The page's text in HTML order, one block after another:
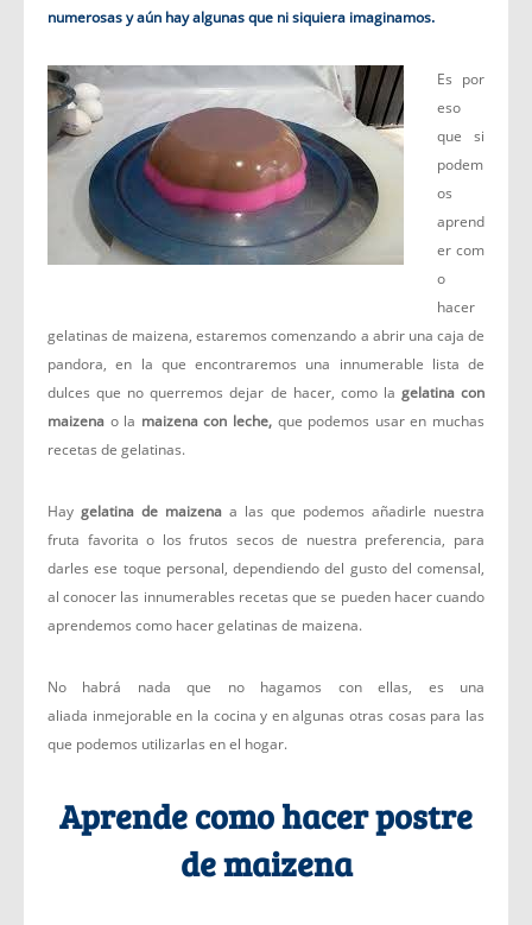
numerosas y aún hay algunas que ni siquiera imaginamos.
Es por
eso
que si
podem
os
aprend
er com
o
hacer
gelatinas de maizena, estaremos comenzando a abrir una caja de
pandora, en la que encontraremos una innumerable lista de
dulces que no querremos dejar de hacer, como la gelatina con
maizena o la maizena con leche, que podemos usar en muchas
recetas de gelatinas.
Hay gelatina de maizena a las que podemos añadirle nuestra
fruta favorita o los frutos secos de nuestra preferencia, para
darles ese toque personal, dependiendo del gusto del comensal,
al conocer las innumerables recetas que se pueden hacer cuando
aprendemos como hacer gelatinas de maizena.
No habrá nada que no hagamos con ellas, es una
aliada inmejorable en la cocina y en algunas otras cosas para las
que podemos utilizarlas en el hogar.
Aprende como hacer postre
de maizena